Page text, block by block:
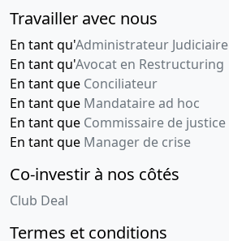
Travailler avec nous
En tant qu'Administrateur Judiciaire
En tant qu'Avocat en Restructuring
En tant que Conciliateur
En tant que Mandataire ad hoc
En tant que Commissaire de justice
En tant que Manager de crise
Co-investir à nos côtés
Club Deal
Termes et conditions